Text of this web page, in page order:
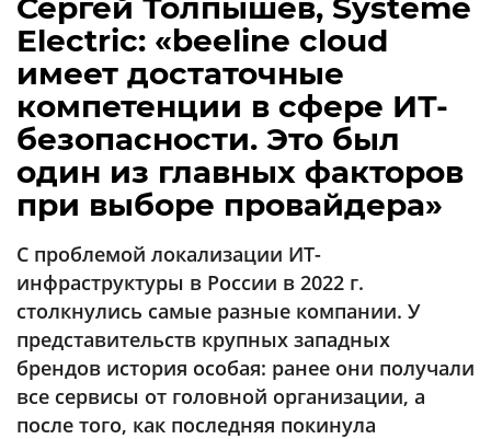
CNews
Аналитика
Конференции
Техника
ТВ
Об
издании
Реклама
Вакансии
Контакты
Max
Telegram
Дзен
VK
Rutube
Сергей Толпышев, Systeme
Electric: «beeline cloud
имеет достаточные
компетенции в сфере ИТ-
безопасности. Это был
один из главных факторов
при выборе провайдера»
С проблемой локализации ИТ-
инфраструктуры в России в 2022 г.
столкнулись самые разные компании. У
представительств крупных западных
брендов история особая: ранее они получали
все сервисы от головной организации, а
после того, как последняя покинула